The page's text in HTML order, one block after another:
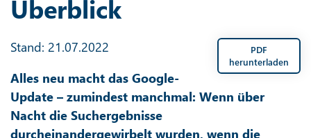
Überblick
PDF
herunterladen
Stand: 21.07.2022
Alles neu macht das Google-
Update – zumindest manchmal: Wenn über
Nacht die Suchergebnisse
durcheinandergewirbelt wurden, wenn die